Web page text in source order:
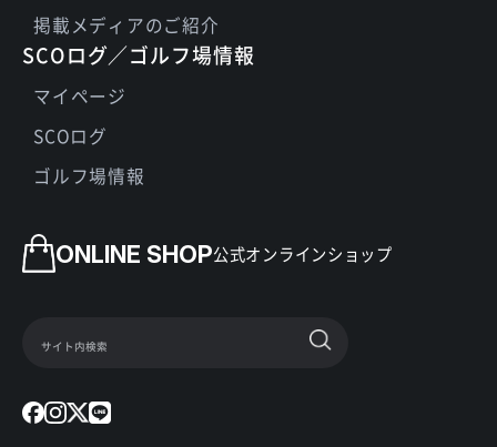
ONLINE SHOP公式オンラインショップ
掲載メディアのご紹介
SCOログ／ゴルフ場情報
マイページ
SCOログ
ゴルフ場情報